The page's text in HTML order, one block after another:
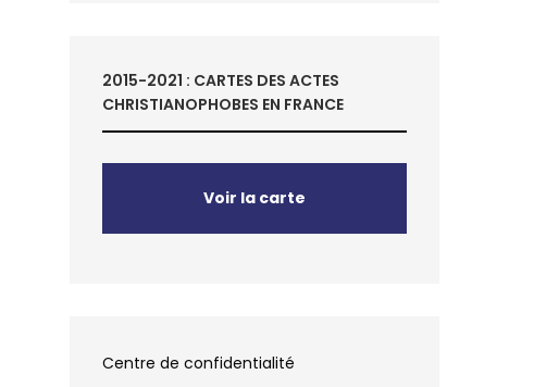
2015-2021 : CARTES DES ACTES
CHRISTIANOPHOBES EN FRANCE
Voir la carte
Centre de confidentialité